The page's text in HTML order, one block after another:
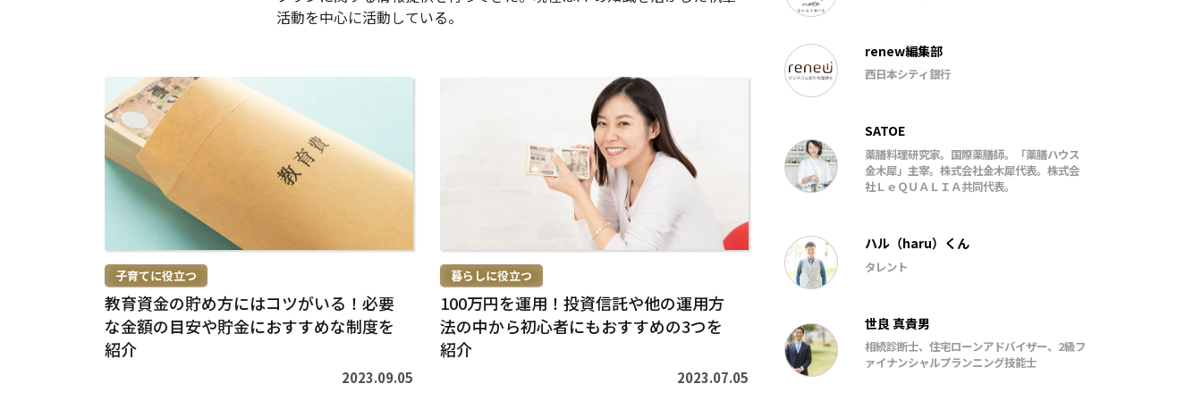
活動を中心に活動している。
き
を
読
む
子育てに役立つ
教育資金の貯め方にはコツがいる！必要
な金額の目安や貯金におすすめな制度を
紹介
2023.09.05
暮らしに役立つ
100万円を運用！投資信託や他の運用方
法の中から初心者にもおすすめの3つを
紹介
2023.07.05
renew編集部
西日本シティ銀行
SATOE
薬膳料理研究家。国際薬膳師。「薬膳ハウス
金木犀」主宰。株式会社金木犀代表。株式会
社ＬｅＱＵＡＬＩＡ共同代表。
ハル（haru）くん
タレント
世良 真貴男
相続診断士、住宅ローンアドバイザー、2級フ
ァイナンシャルプランニング技能士